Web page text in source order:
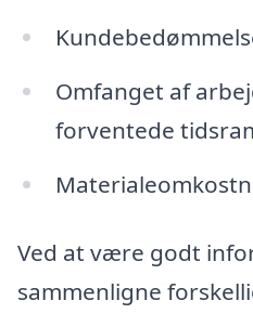
Omfanget af
forventede
Ved at være godt
sammenligne